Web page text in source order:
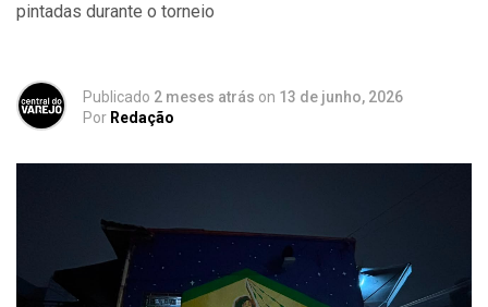
pintadas durante o torneio
Publicado 2 meses atrás on 13 de junho, 2026
Por Redação